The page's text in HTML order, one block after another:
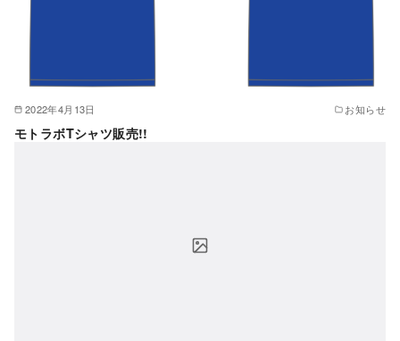
2022年4月13日 お知らせ
モトラボTシャツ販売!!